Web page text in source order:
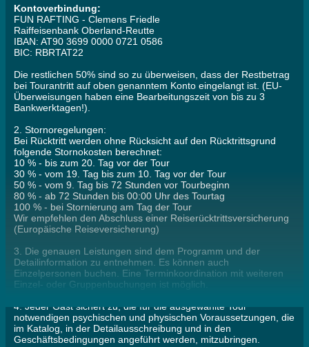
Kontoverbindung:
FUN RAFTING - Clemens Friedle
Raiffeisenbank Oberland-Reutte
IBAN: AT90 3699 0000 0721 0586
BIC: RBRTAT22
Die restlichen 50% sind so zu überweisen, dass der Restbetrag
bei Tourantritt auf oben genanntem Konto eingelangt ist. (EU-
Überweisungen haben eine Bearbeitungszeit von bis zu 3
Bankwerktagen!).
2. Stornoregelungen:
Bei Rücktritt werden ohne Rücksicht auf den Rücktrittsgrund
folgende Stornokosten berechnet:
10 % - bis zum 20. Tag vor der Tour
30 % - vom 19. Tag bis zum 10. Tag vor der Tour
50 % - vom 9. Tag bis 72 Stunden vor Tourbeginn
80 % - ab 72 Stunden bis 00:00 Uhr des Tourtag
100 % - bei Stornierung am Tag der Tour
Wir empfehlen den Abschluss einer Reiserücktrittsversicherung
(Europäische Reiseversicherung)
3. Die genauen Leistungen sind dem Programm und der
Detailinformation zu entnehmen. Es können auch
Einzelpersonen buchen. Eine Terminkoordination mit weiteren
Einzel- oder Gruppenbuchungen ist möglich.
4. Jeder Gast sichert zu, die für die ausgewählte Tour
notwendigen psychischen und physischen Voraussetzungen, die
im Katalog, in der Detailausschreibung und in den
Geschäftsbedingungen angeführt werden, mitzubringen.